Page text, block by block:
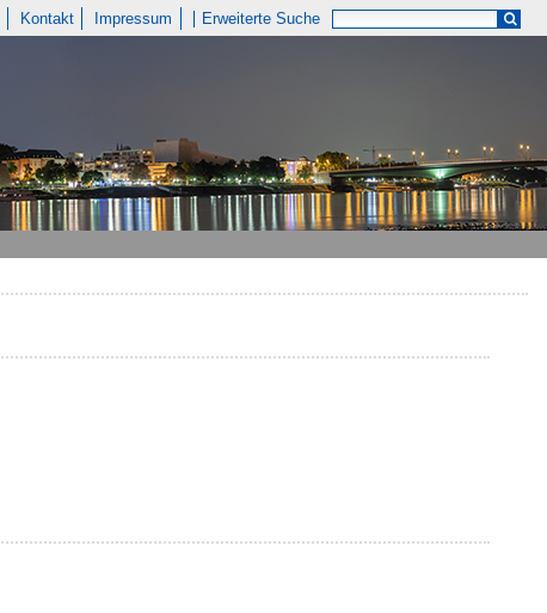
Kontakt Impressum Erweiterte Suche